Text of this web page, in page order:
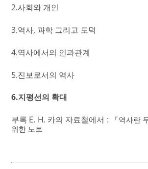
2.사회와 개인
3.역사, 과학 그리고 도덕
4.역사에서의 인과관계
5.진보로서의 역사
6.지평선의 확대
부록 E. H. 카의 자료철에서 :
『역사란
위한 노트